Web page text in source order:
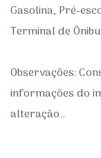
Gasolina, Pré-
Terminal de
Observações:
informações do
alteração..